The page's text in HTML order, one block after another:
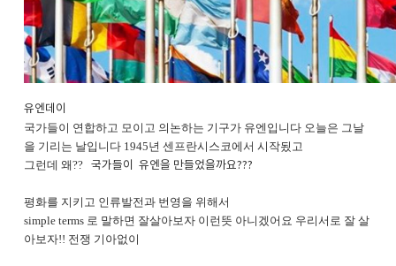
유엔데이
국가들이 연합하고 모이고 의논하는 기구가 유엔입니다 오늘은 그날
을 기리는 날입니다​ 1945년 센프란시스코에서 시작됬고
그런데 왜??국가들이 유엔을 만들었을까요???
평화를 지키고 인류발전과 번영을 위해서
simple terms 로 말하면 잘살아보자 이런뜻 아니겠어요 우리서로 잘 살
아보자!! 전쟁 기아없이